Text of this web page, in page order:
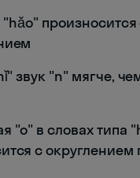
"hǎo"
звук "n" мягче,
"o" в словах типа
с округлением